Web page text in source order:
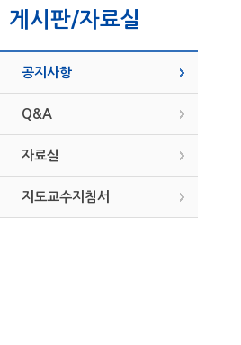
게시판/자료실
공지사항
Q&A
자료실
지도교수지침서